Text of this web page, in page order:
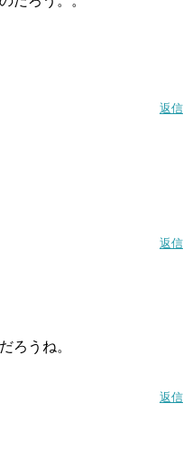
返信
返信
ろうね。
返信